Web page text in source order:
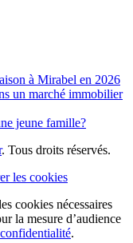
à Mirabel en 2026
un marché immobilier
jeune famille?
. Tous droits réservés.
les cookies
cookies nécessaires
la mesure d’audience
.